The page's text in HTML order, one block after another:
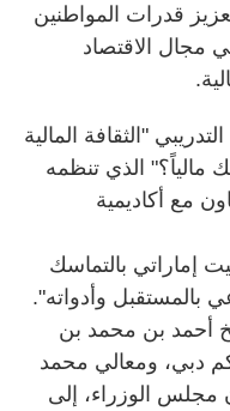
قدرات المواطنين
مجال الاقتصاد
"الثقافة المالية
مالياً؟" الذي تنظمه
مع أكاديمية
إماراتي بالتماسك
بالمستقبل وأدواته".
أحمد بن محمد بن
دبي، ومعالي محمد
مجلس الوزراء، إلى